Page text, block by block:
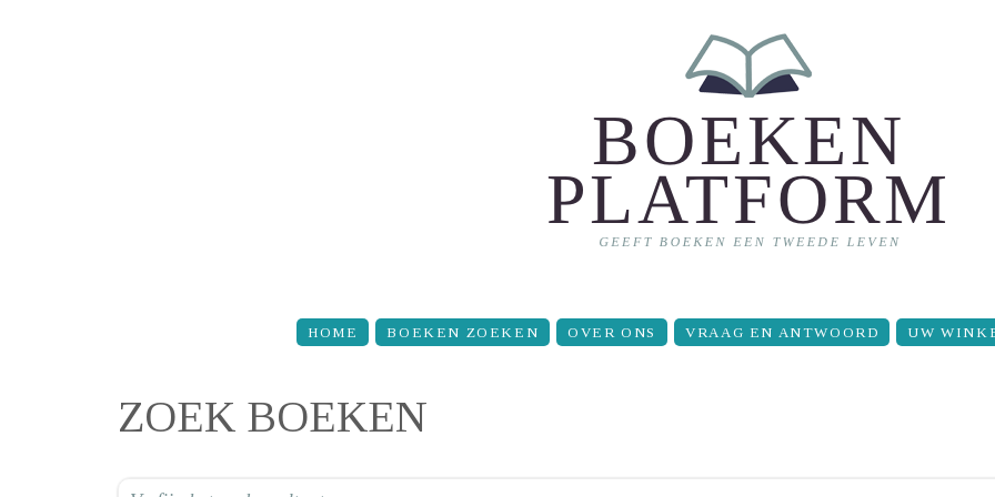
HOME BOEKEN ZOEKEN OVER ONS VRAAG EN ANTWOORD UW
ZOEK BOEKEN